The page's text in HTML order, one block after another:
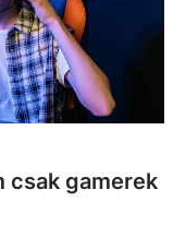
csak gamerek